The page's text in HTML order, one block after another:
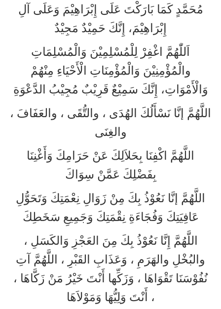
مُحَمَّدٍ كَمَا بَارَكْتَ عَلَى إِبْرَاهِيْمَ وَعَلَى آلِ
إِبْرَاهِيْمَ، إِنَّكَ حَمِيْدٌ مَجِيْدٌ
اَللّٰهُمَّ اغْفِرْ لِلْمُسْلِمِيْنَ وَالْمُسْلِمَاتِ
والْمُؤْمِنِيْنَ وَالْمُؤْمِنَاتِ الْأَحْيَاءِ مِنْهُمْ
وَالْأَمْوَاتِ، إِنَّكَ سَمِيْعٌ قَرِيْبٌ مُجِيْبُ الدَّعْوَةِ
اللَّهُمَّ إنَّا نَسْأَلُكَ الهُدَى ، والتُّقَى ، والعَفَافَ ،
والغِنَى
اللَّهُمَّ اكْفِنَا بِحَلاَلِكَ عَنْ حَرَامِكَ وَأَغْنِنَا
بِفَضْلِكَ عَمَّنْ سِوَاكَ
اللَّهُمَّ إنَّا نَعُوْذُ بِكَ مِنْ زَوَالِ نِعْمَتِكَ وَتَحَوُّلِ
عَافِيَتِكَ وَفُجَاءَةِ نِقْمَتِكَ وَجَمِيعِ سَخَطِكَ
اللَّهُمَّ إِنَّا نَعُوْذُ بِكَ مِنَ العَجْزِ وَالكَسَلِ ،
والبُخْلِ والهَرَمِ ، وَعَذَابِ القَبْرِ ، اللَّهُمَّ آتِ
نُفُوْسَنَا تَقْوَاهَا ، وَزَكِّها أَنْتَ خَيْرُ مَنْ زَكَّاهَا ،
أَنْتَ وَلِيُّهَا وَمَوْلاَهَا ،